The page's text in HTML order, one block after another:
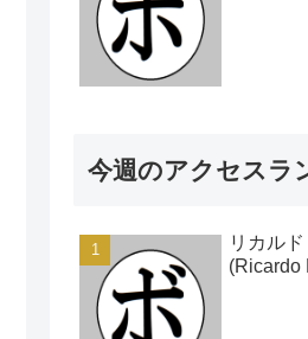
今週のアクセスラ
リカル
(Ricardo